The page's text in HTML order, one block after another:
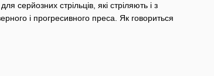
стрільців, які стріляють і з
і прогресивного преса. Як говориться